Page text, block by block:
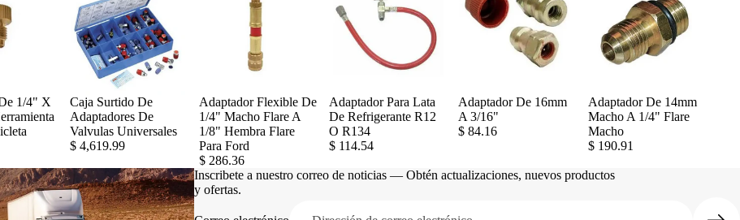
1/4" X
Caja Surtido De
Adaptadores De
Valvulas Universales
$ 4,619.99
Adaptador Flexible De
1/4" Macho Flare A
1/8" Hembra Flare
Para Ford
$ 286.36
Adaptador Para Lata
De Refrigerante R12
O R134
$ 114.54
Adaptador De 16mm
A 3/16"
$ 84.16
Adaptador De 14mm
Macho A 1/4" Flare
Macho
$ 190.91
Inscribete a nuestro correo de noticias — Obtén actualizaciones, nuevos productos
y ofertas.